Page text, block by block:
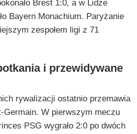
Brest 1:0, a w Lidze
Bayern Monachium. Paryżanie
zespołem ligi z 71
i przewidywane
rywalizacji ostatnio przemawia
Germain. W pierwszym meczu
PSG wygrało 2:0 po dwóch